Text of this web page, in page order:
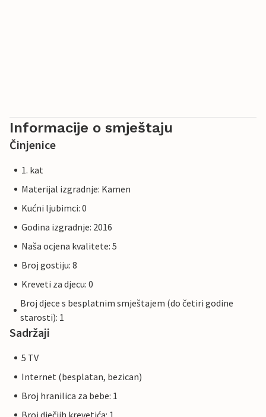
Informacije o smještaju
Činjenice
1. kat
Materijal izgradnje: Kamen
Kućni ljubimci: 0
Godina izgradnje: 2016
Naša ocjena kvalitete: 5
Broj gostiju: 8
Kreveti za djecu: 0
Broj djece s besplatnim smještajem (do četiri godine
starosti): 1
Sadržaji
5 TV
Internet (besplatan, bezican)
Broj hranilica za bebe: 1